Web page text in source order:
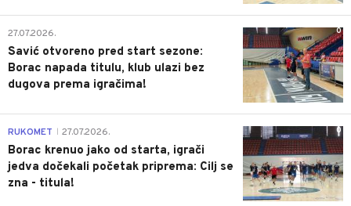
0
27.07.2026.
Savić otvoreno pred start sezone:
Borac napada titulu, klub ulazi bez
dugova prema igračima!
0
RUKOMET 27.07.2026.
Borac krenuo jako od starta, igrači
jedva dočekali početak priprema: Cilj se
zna - titula!